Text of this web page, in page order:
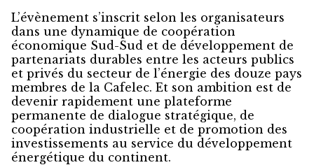
L’évènement s’inscrit selon les organisateurs
dans une dynamique de coopération
économique Sud-Sud et de développement de
partenariats durables entre les acteurs publics
et privés du secteur de l’énergie des douze pays
membres de la Cafelec. Et son ambition est de
devenir rapidement une plateforme
permanente de dialogue stratégique, de
coopération industrielle et de promotion des
investissements au service du développement
énergétique du continent.